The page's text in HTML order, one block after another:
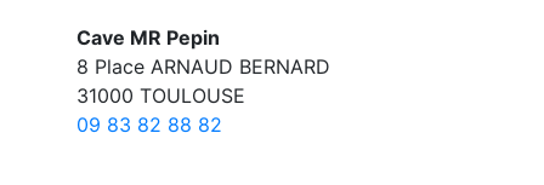
Cave MR Pepin
8 Place ARNAUD BERNARD
31000 TOULOUSE
09 83 82 88 82